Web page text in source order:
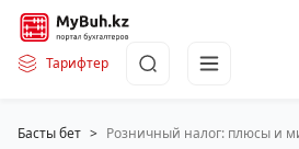
Тарифтер
Басты бет > Розничный налог: плюсы и